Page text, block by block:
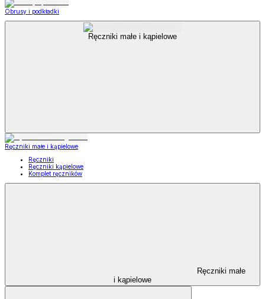
Obrusy i podkładki
Ręczniki małe i kąpielowe
Ręczniki małe i kąpielowe
Ręczniki
Ręczniki kąpielowe
Komplet ręczników
Ręczniki małe
i kąpielowe